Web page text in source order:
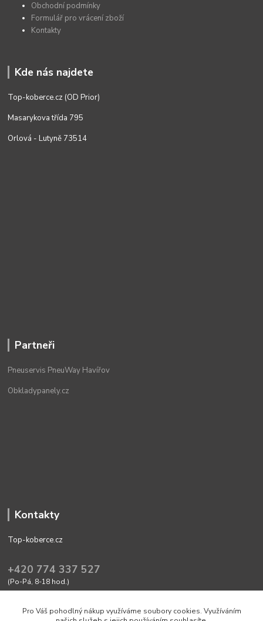
Obchodní podmínky
Formulář pro vrácení zboží
Kontakty
Kde nás najdete
Top-koberce.cz (OD Prior)
Masarykova třída 795
Orlová - Lutyně 73514
Partneři
Pneuservis PneuWay Havířov
Obkladypanely.cz
Kontakty
Top-koberce.cz
+420 774 337 527
(Po-Pá, 8-18 hod.)
Pro Váš pohodlný nákup využíváme soubory cookies. Využíváním